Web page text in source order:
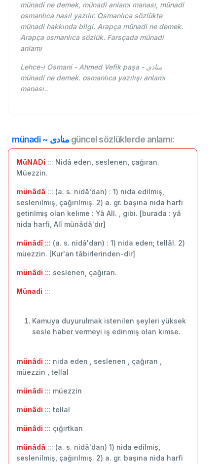
münadi ne demek, münadi anlamı manası, münadi
osmanlıca nasıl yazılır. Osmanlıca sözlükte
münadi hakkında bilgi. Arapça münadi ne demek.
Arapça osmanlıca sözlük. Farsçada münadi
anlamı
Lehce-i Osmani - Ahmed Vefik paşa - منادی
münadi ne demek. osmanlıca yazılışı anlamı
manası..
münadi ~ منادی güncel sözlüklerde anlamı:
MüNADi ::: Nidâ eden, seslenen, çağıran.
Müezzin.
münâdâ ::: (a. s. nidâ'dan) : 1) nida edilmiş,
seslenilmiş, çağırılmış. 2) a. gr. başına nida harfi
getirilmiş olan kelime : Yâ Alî. , gibi. [burada : yâ
nida harfi, Alî münâdâ'dır]
münâdî::: (a. s. nidâ'dan) : 1) nida eden; tellâl. 2)
müezzin. [Kur'an tâbirlerinden-dir]
münâdi ::: seslenen, çağıran.
Münadi :::
Kamuya duyurulmak istenilen şeyleri yüksek
sesle haber vermeyi iş edinmiş olan kimse.
münâdi ::: nida eden , seslenen , çağıran ,
müezzin , tellal
münâdi ::: ‬müezzin
münâdi ::: tellal
münâdi ::: çığırtkan
münâdâ ::: (a. s. nidâ'dan) 1) nida edilmiş,
seslenilmiş, çağırılmış. 2) a. gr. başına nida harfi